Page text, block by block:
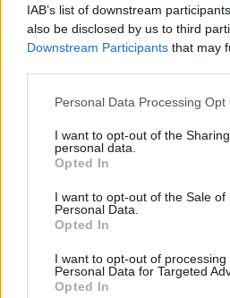
IAB’s list of downstream
also be disclosed by us to third
Downstream Participants that may
Personal Data Processing Opt
I want to opt-out of the
personal data.
Opted In
I want to opt-out of the Sale of
Personal Data.
Opted In
I want to opt-out of processing
Personal Data for Targeted
Opted In
Τέλος σεζόν για τα
Κώστα Λειβαδά